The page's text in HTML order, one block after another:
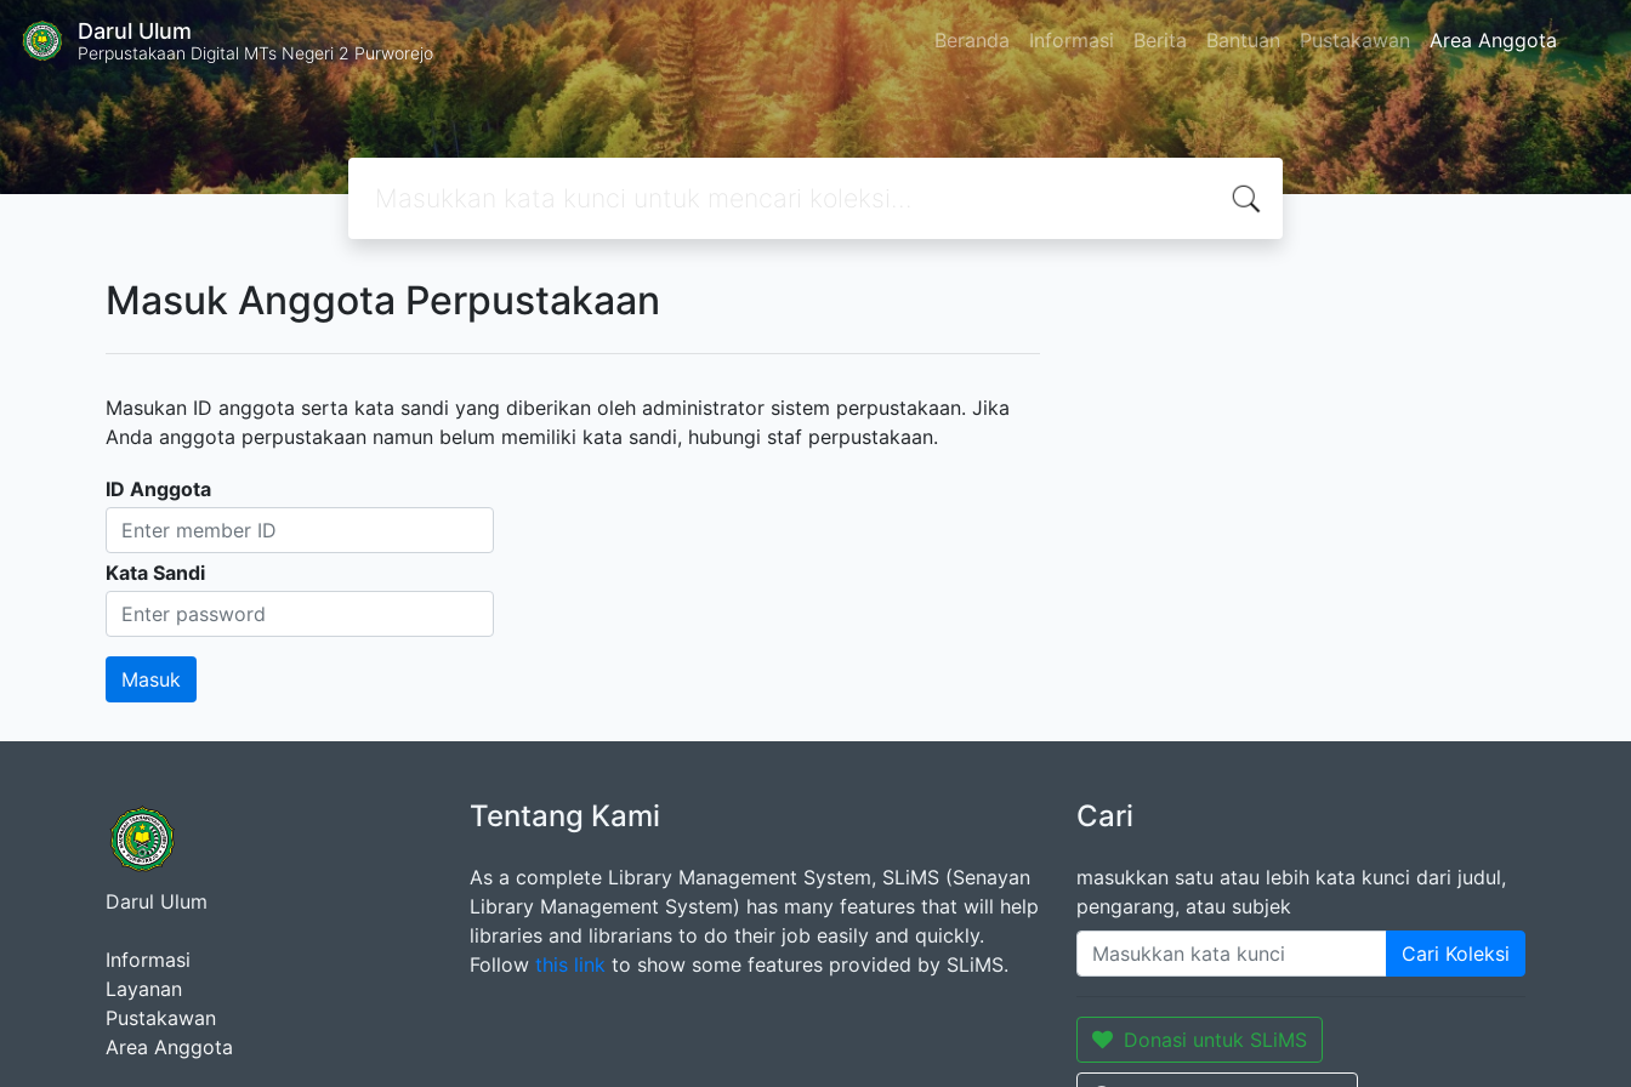
Darul Ulum
Perpustakaan Digital MTs Negeri 2 Purworejo Beranda Informasi Berita Bantuan Pustakawan Area Anggota
Masuk Anggota Perpustakaan
Masukan ID anggota serta kata sandi yang diberikan oleh administrator sistem perpustakaan. Jika
Anda anggota perpustakaan namun belum memiliki kata sandi, hubungi staf perpustakaan.
ID Anggota
Kata Sandi
Darul Ulum
Informasi
Layanan
Pustakawan
Area Anggota
Tentang Kami
As a complete Library Management System, SLiMS (Senayan
Library Management System) has many features that will help
libraries and librarians to do their job easily and quickly.
Follow this link to show some features provided by SLiMS.
Cari
masukkan satu atau lebih kata kunci dari judul,
pengarang, atau subjek
Cari Koleksi
Donasi untuk SLiMS